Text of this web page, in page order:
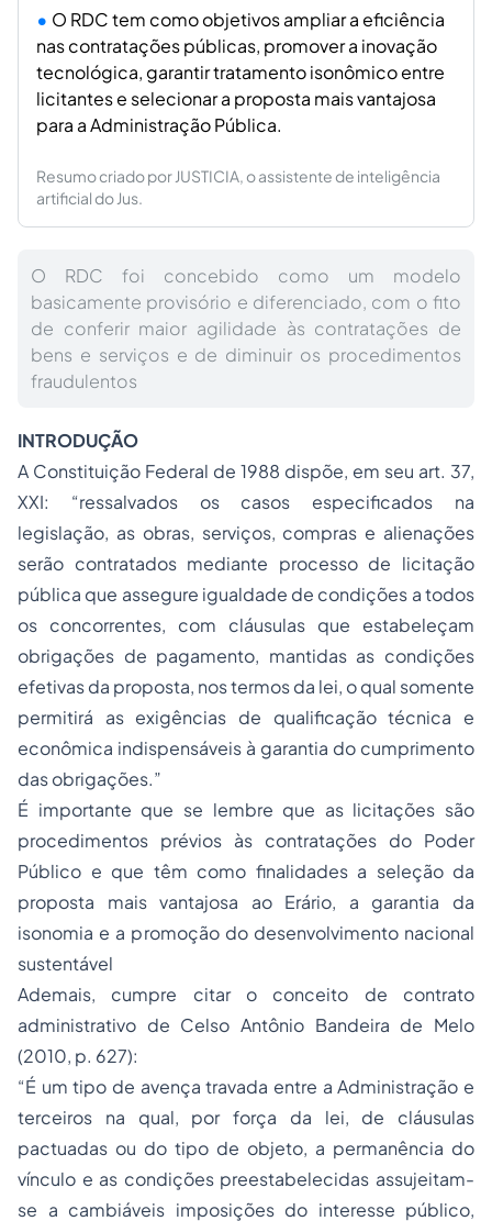
O RDC tem como objetivos ampliar a eficiência
nas contratações públicas, promover a inovação
tecnológica, garantir tratamento isonômico entre
licitantes e selecionar a proposta mais vantajosa
para a Administração Pública.
Resumo criado por JUSTICIA, o assistente de inteligência
artificial do Jus.
O RDC foi concebido como um modelo
basicamente provisório e diferenciado, com o fito
de conferir maior agilidade às contratações de
bens e serviços e de diminuir os procedimentos
fraudulentos
INTRODUÇÃO
A Constituição Federal de 1988 dispõe, em seu art. 37,
XXI: “ressalvados os casos especificados na
legislação, as obras, serviços, compras e alienações
serão contratados mediante processode licitação
pública que assegure igualdade de condições a todos
os concorrentes, com cláusulas que estabeleçam
obrigações de pagamento, mantidas as condições
efetivas da proposta, nos termos da lei, o qual somente
permitirá as exigências de qualificação técnica e
econômica indispensáveis à garantia do cumprimento
das obrigações.”
É importante que se lembre que as licitações são
procedimentos prévios às contratações do Poder
Público e que têm como finalidades a seleção da
proposta mais vantajosa ao Erário, a garantia da
isonomia e a promoção do desenvolvimento nacional
sustentável
Ademais, cumpre citar o conceito de contrato
administrativo de Celso Antônio Bandeira de Melo
(2010, p. 627):
“É um tipo de avença travada entre a Administração e
terceiros na qual, por força da lei, de cláusulas
pactuadas ou do tipo de objeto, a permanência do
vínculo e as condições preestabelecidas assujeitam-
se a cambiáveis imposições do interesse público,